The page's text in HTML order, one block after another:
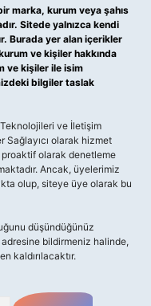
marka, kurum veya şahıs
Sitede yalnızca kendi
Burada yer alan içerikler
ve kişiler hakkında
ve kişiler ile isim
bilgiler taslak
ve İletişim
Sağlayıcı olarak hizmet
olarak denetleme
Ancak, üyelerimiz
olup, siteye üye olarak bu
düşündüğünüz
adresine bildirmeniz halinde,
kaldırılacaktır.